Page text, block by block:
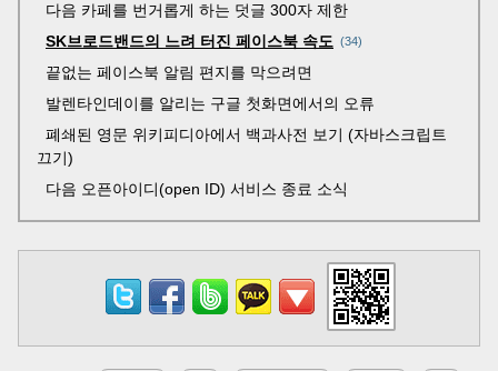
다음 카페를 번거롭게 하는 덧글 300자 제한
SK브로드밴드의 느려 터진 페이스북 속도
34
끝없는 페이스북 알림 편지를 막으려면
발렌타인데이를 알리는 구글 첫화면에서의 오류
폐쇄된 영문 위키피디아에서 백과사전 보기 (자바스크립트
끄기)
다음 오픈아이디(open ID) 서비스 종료 소식